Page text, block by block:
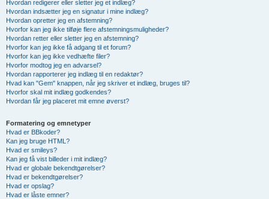
Hvordan redigerer eller sletter jeg et indlæg?
Hvordan indsætter jeg en signatur i mine indlæg?
Hvordan opretter jeg en afstemning?
Hvorfor kan jeg ikke tilføje flere afstemningsmuligheder?
Hvordan retter eller sletter jeg en afstemning?
Hvorfor kan jeg ikke få adgang til et forum?
Hvorfor kan jeg ikke vedhæfte filer?
Hvorfor modtog jeg en advarsel?
Hvordan rapporterer jeg indlæg til en redaktør?
Hvad kan "Gem" knappen, når jeg skriver et indlæg, bruges til?
Hvorfor skal mit indlæg godkendes?
Hvordan får jeg placeret mit emne øverst?
Formatering og emnetyper
Hvad er BBkoder?
Kan jeg bruge HTML?
Hvad er smileys?
Kan jeg få vist billeder i mit indlæg?
Hvad er globale bekendtgørelser?
Hvad er bekendtgørelser?
Hvad er opslag?
Hvad er låste emner?